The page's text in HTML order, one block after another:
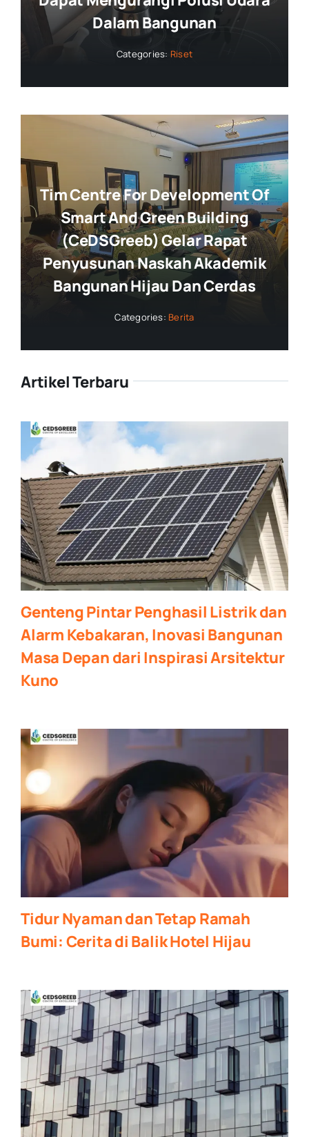
Dalam Bangunan
Categories: Riset
Tim Centre For Development Of
Smart And Green Building
(CeDSGreeb) Gelar Rapat
Penyusunan Naskah Akademik
Bangunan Hijau Dan Cerdas
Categories: Berita
Artikel Terbaru
Genteng Pintar Penghasil Listrik dan
Alarm Kebakaran, Inovasi Bangunan
Masa Depan dari Inspirasi Arsitektur
Kuno
Tidur Nyaman dan Tetap Ramah
Bumi: Cerita di Balik Hotel Hijau